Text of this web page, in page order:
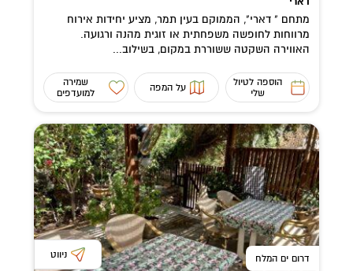
מתחם " דארי", הממוקם בעין תמר, מציע יחידות אירוח
מרווחות לחופשה משפחתית או זוגית מהנה ורגועה.
האווירה השקטה ששוררת במקום, בשילוב...
הוספה לטיול
שלי
על המפה
שמירה
למועדפים
דרום ים המלח ניווט